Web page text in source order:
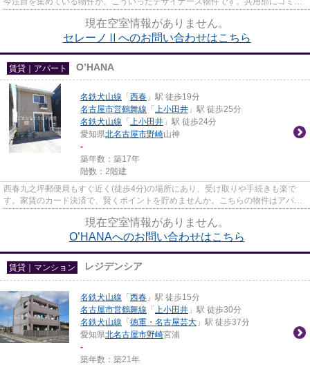
現在空室情報がありません。
セレーノⅡへのお問い合わせはこちら
賃貸｜アパート O’HANA
名鉄犬山線 「 西春 」駅 徒歩19分
名古屋市営鶴舞線 「 上小田井 」駅 徒歩25分
名鉄犬山線 「 上小田井 」駅 徒歩24分
愛知県北名古屋市野崎山神
-
築年数：築17年
階数：2階建
西春九之坪郵便局もすぐ近く(徒歩4分)の場所にあり、受け取りや手続きも楽で
す。家賃のカード決済で、賢くポイントを貯めませんか。こちらの物件はアパー
現在空室情報がありません。
O’HANAへのお問い合わせはこちら
賃貸｜マンション レジデンシア
名鉄犬山線 「 西春 」駅 徒歩15分
名古屋市営鶴舞線 「 上小田井 」駅 徒歩30分
名鉄犬山線 「 徳重・名古屋芸大 」駅 徒歩37分
愛知県北名古屋市野崎宮浦
-
築年数：築21年